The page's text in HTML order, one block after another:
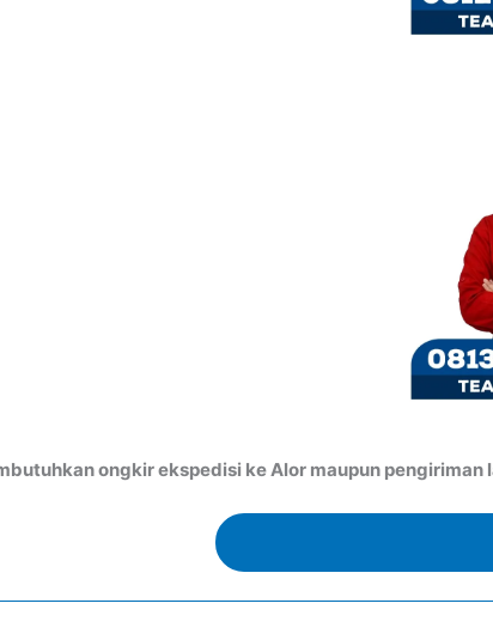
ongkir ekspedisi ke Alor maupun pengiriman